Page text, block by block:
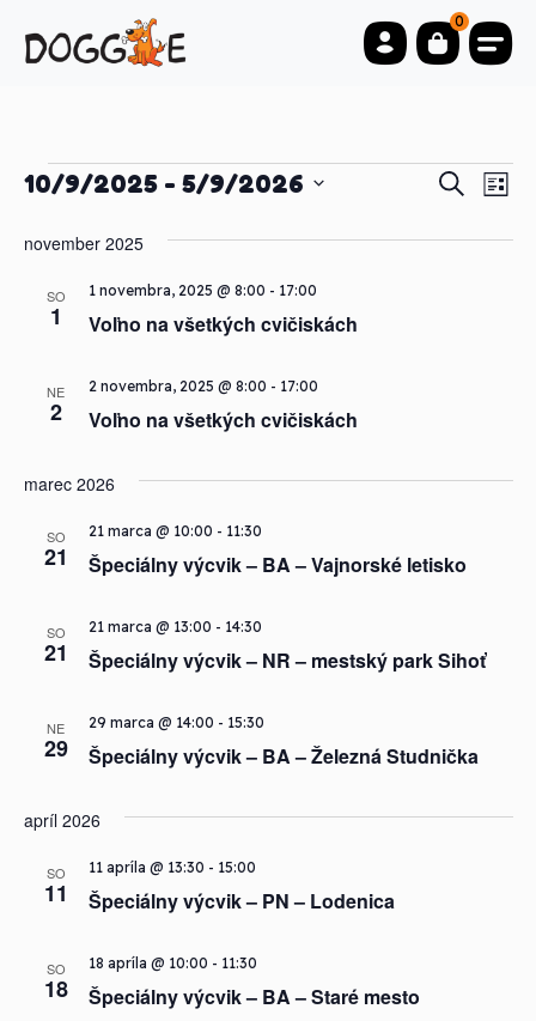
0
Udalosti Vyhľadať
10/9/2025 - 5/9/2026
dátum.
november 2025
SO
1 Voľno na všetkých cvičiskách
1 novembra, 2025 @ 8:00 - 17:00
NE
2 Voľno na všetkých cvičiskách
2 novembra, 2025 @ 8:00 - 17:00
marec 2026
SO
21 Špeciálny výcvik – BA – Vajnorské letisko
21 marca @ 10:00 - 11:30
SO
21 Špeciálny výcvik – NR – mestský park Sihoť
21 marca @ 13:00 - 14:30
NE
29 Špeciálny výcvik – BA – Železná Studnička
29 marca @ 14:00 - 15:30
apríl 2026
SO
11 Špeciálny výcvik – PN – Lodenica
11 apríla @ 13:30 - 15:00
SO
18 Špeciálny výcvik – BA – Staré mesto
18 apríla @ 10:00 - 11:30